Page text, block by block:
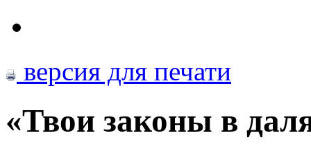
версия для печати
«Твои законы в